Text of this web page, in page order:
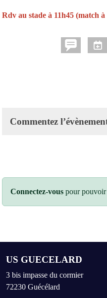
Rdv au stade à 11h45 (match à
Commentez
Connectez-vous pour pouvoir
US GUECELARD
3 bis impasse du cormier
72230 Guécélard